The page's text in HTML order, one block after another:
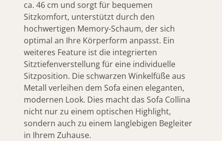
ca. 46 cm und sorgt für bequemen
Sitzkomfort, unterstützt durch den
hochwertigen Memory-Schaum, der sich
optimal an Ihre Körperform anpasst. Ein
weiteres Feature ist die integrierten
Sitztiefenverstellung für eine individuelle
Sitzposition. Die schwarzen Winkelfüße aus
Metall verleihen dem Sofa einen eleganten,
modernen Look. Dies macht das Sofa Collina
nicht nur zu einem optischen Highlight,
sondern auch zu einem langlebigen Begleiter
in Ihrem Zuhause.